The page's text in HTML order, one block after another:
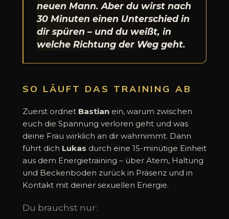
neuen Mann. Aber du wirst nach
30 Minuten einen Unterschied in
dir spüren – und du weißt, in
welche Richtung der Weg geht.
SO LÄUFT DAS TRAINING AB
Zuerst ordnet Bastian ein, warum zwischen
euch die Spannung verloren geht und was
deine Frau wirklich an dir wahrnimmt. Dann
führt dich Lukas durch eine 15-minütige Einheit
aus dem Energietraining – über Atem, Haltung
und Beckenboden zurück in Präsenz und in
Kontakt mit deiner sexuellen Energie.
Du brauchst nur: